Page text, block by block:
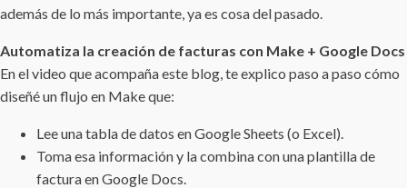
además de lo más importante, ya es cosa del pasado.
Automatiza la creación de facturas con Make + Google Docs
En el video que acompaña este blog, te explico paso a paso cómo
diseñé un flujo en Make que:
Lee una tabla de datos en Google Sheets (o Excel).
Toma esa información y la combina con una plantilla de
factura en Google Docs.